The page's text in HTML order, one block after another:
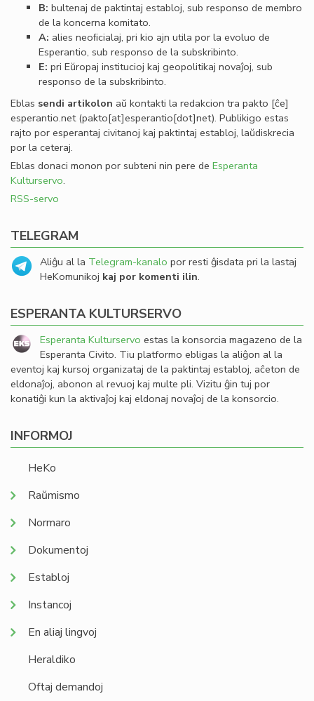
B: bultenaj de paktintaj establoj, sub responso de membro
de la koncerna komitato.
A: alies neoﬁcialaj, pri kio ajn utila por la evoluo de
Esperantio, sub responso de la subskribinto.
E: pri Eŭropaj institucioj kaj geopolitikaj novaĵoj, sub
responso de la subskribinto.
Eblas sendi artikolon aŭ kontakti la redakcion tra pakto [ĉe]
esperantio.net(pakto[at]esperantio[dot]net). Publikigo estas
rajto por esperantaj civitanoj kaj paktintaj establoj, laŭdiskrecia
por la ceteraj.
Eblas donaci monon por subteni nin pere de Esperanta
Kulturservo.
RSS-servo
TELEGRAM
Aliĝu al la Telegram-kanalo por resti ĝisdata pri la lastaj
HeKomunikoj kaj por komenti ilin.
ESPERANTA KULTURSERVO
Esperanta Kulturservo estas la konsorcia magazeno de la
Esperanta Civito. Tiu platformo ebligas la aliĝon al la
eventoj kaj kursoj organizataj de la paktintaj establoj, aĉeton de
eldonaĵoj, abonon al revuoj kaj multe pli. Vizitu ĝin tuj por
konatiĝi kun la aktivaĵoj kaj eldonaj novaĵoj de la konsorcio.
INFORMOJ
HeKo
Raŭmismo
Normaro
Dokumentoj
Establoj
Instancoj
En aliaj lingvoj
Heraldiko
Oftaj demandoj